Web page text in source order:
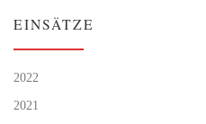
EINSÄTZE
2022
2021